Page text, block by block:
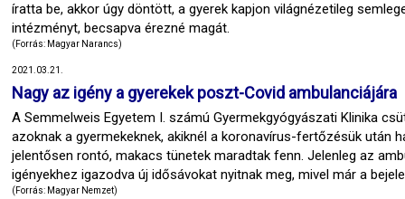
íratta be, akkor úgy döntött, a gyerek kapjon világnézetileg
intézményt, becsapva érezné magát.
(Forrás: Magyar Narancs)
2021.03.21.
Nagy az igény a gyerekek poszt-Covid ambulanciájára
A Semmelweis Egyetem I. számú Gyermekgyógyászati Klinika
azoknak a gyermekeknek, akiknél a koronavírus-fertőzésük után
jelentősen rontó, makacs tünetek maradtak fenn. Jelenleg az
igényekhez igazodva új idősávokat nyitnak meg, mivel már a
(Forrás: Magyar Nemzet)